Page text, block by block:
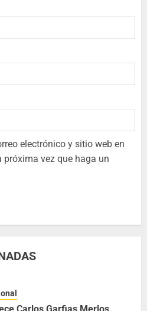
electrónico y sitio web en
próxima vez que haga un